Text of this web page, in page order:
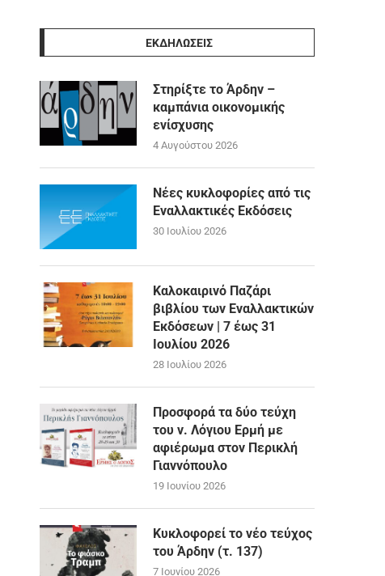
ΕΚΔΗΛΩΣΕΙΣ
Στηρίξτε το Άρδην –
καμπάνια οικονομικής
ενίσχυσης
4 Αυγούστου 2026
Νέες κυκλοφορίες από τις
Εναλλακτικές Εκδόσεις
30 Ιουλίου 2026
Καλοκαιρινό Παζάρι
βιβλίου των Εναλλακτικών
Εκδόσεων | 7 έως 31
Ιουλίου 2026
28 Ιουλίου 2026
Προσφορά τα δύο τεύχη
του ν. Λόγιου Ερμή με
αφιέρωμα στον Περικλή
Γιαννόπουλο
19 Ιουνίου 2026
Κυκλοφορεί το νέο τεύχος
του Άρδην (τ. 137)
7 Ιουνίου 2026